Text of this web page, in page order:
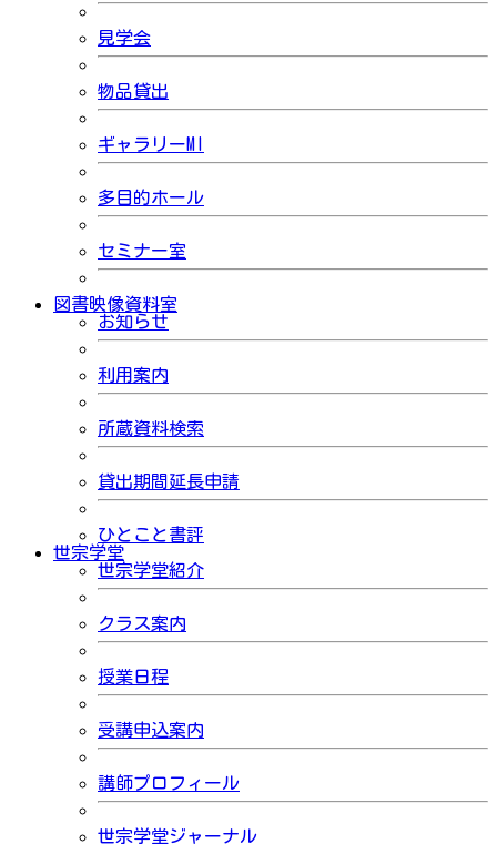
見学会
物品貸出
ギャラリーMI
多目的ホール
セミナー室
図書映像資料室
お知らせ
利用案内
所蔵資料検索
貸出期間延長申請
ひとこと書評
世宗学堂
世宗学堂紹介
クラス案内
授業日程
受講申込案内
講師プロフィール
世宗学堂ジャーナル